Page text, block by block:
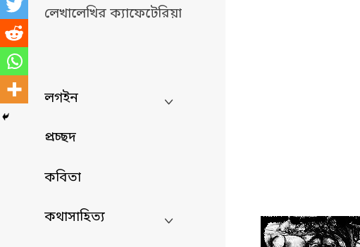
লেখালেখির ক্যাফেটেরিয়া
লগইন
প্রচ্ছদ
কবিতা
কথাসাহিত্য